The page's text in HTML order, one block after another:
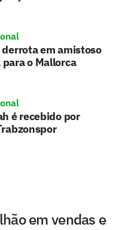
derrota em amistoso
o Mallorca
é recebido por
em vendas e